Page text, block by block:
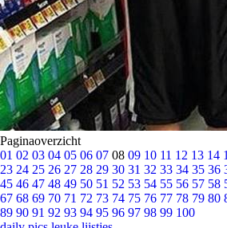
Paginaoverzicht
01 02 03 04 05 06 07 08 09 10 11 12 13 14
23 24 25 26 27 28 29 30 31 32 33 34 35 36
45 46 47 48 49 50 51 52 53 54 55 56 57 58
67 68 69 70 71 72 73 74 75 76 77 78 79 80
89 90 91 92 93 94 95 96 97 98 99 100